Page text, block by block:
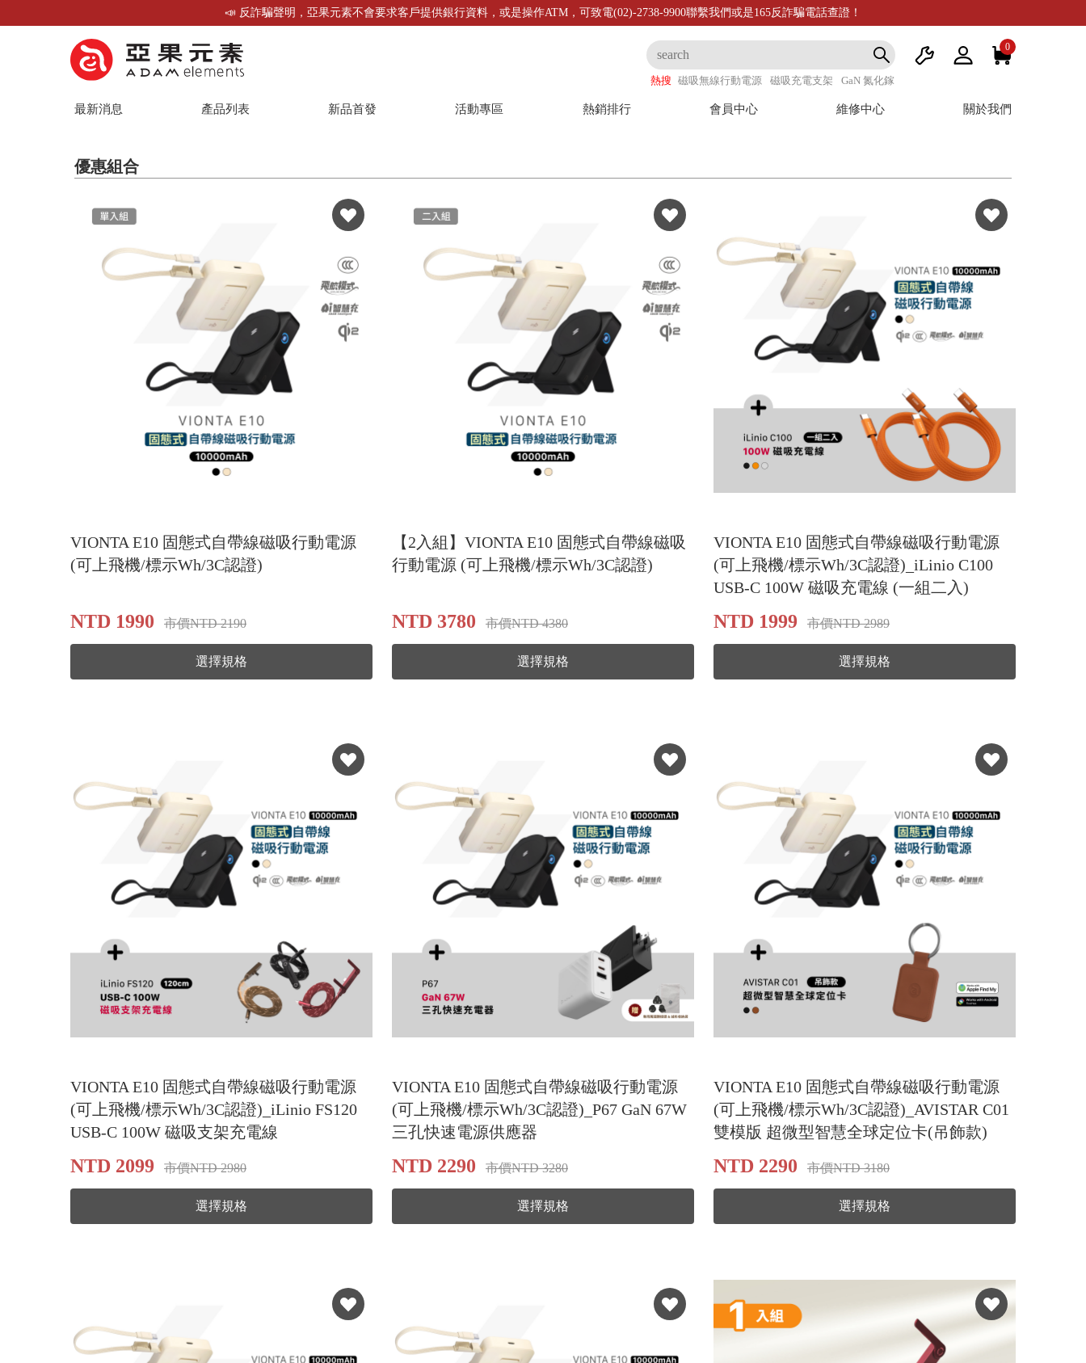
📣 反詐騙聲明，亞果元素不會要求客戶提供銀行資料，或是操作ATM，可致電(02)-2738-9900聯繫我們或是165反詐騙電話查證！
0
熱搜 磁吸無線行動電源 磁吸充電支架 GaN 氮化鎵
最新消息 產品列表 新品首發 活動專區 熱銷排行 會員中心 維修中心 關於我們
優惠組合
VIONTA E10 固態式自帶線磁吸行動電源
(可上飛機/標示Wh/3C認證)
NTD 1990 市價NTD 2190
選擇規格
【2入組】VIONTA E10 固態式自帶線磁吸
行動電源 (可上飛機/標示Wh/3C認證)
NTD 3780 市價NTD 4380
選擇規格
VIONTA E10 固態式自帶線磁吸行動電源
(可上飛機/標示Wh/3C認證)_iLinio C100
USB-C 100W 磁吸充電線 (一組二入)
NTD 1999 市價NTD 2989
選擇規格
VIONTA E10 固態式自帶線磁吸行動電源
(可上飛機/標示Wh/3C認證)_iLinio FS120
USB-C 100W 磁吸支架充電線
NTD 2099 市價NTD 2980
選擇規格
VIONTA E10 固態式自帶線磁吸行動電源
(可上飛機/標示Wh/3C認證)_P67 GaN 67W
三孔快速電源供應器
NTD 2290 市價NTD 3280
選擇規格
VIONTA E10 固態式自帶線磁吸行動電源
(可上飛機/標示Wh/3C認證)_AVISTAR C01
雙模版 超微型智慧全球定位卡(吊飾款​​​​​​​)
NTD 2290 市價NTD 3180
選擇規格